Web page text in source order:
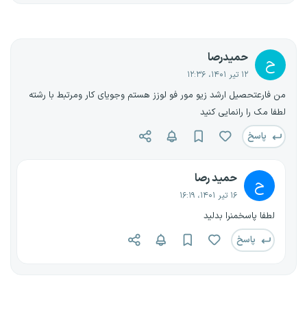
ح حمیدرصا
۱۲ تیر ۱۴۰۱، ۱۲:۳۶
من فارعتحصیل ارشد زیو مور فو لوزز هستم وجویای کار ومرتبط با رشته
لطفا مک را رانمایی کنید
پاسخ
ح حمید رصا
۱۶ تیر ۱۴۰۱، ۱۶:۱۹
لطفا پاسخمنرا بدلید
پاسخ